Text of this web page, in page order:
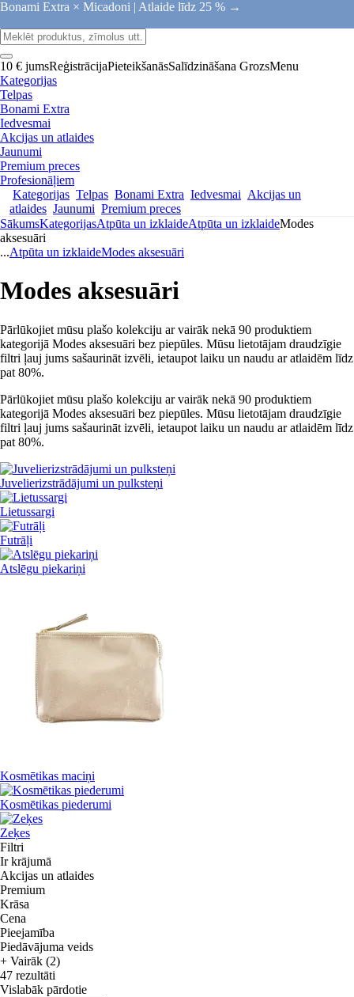
Bonami Extra × Micadoni | Atlaide līdz 25 % →
10 € jumsReģistrācijaPieteikšanāsSalīdzināšana GrozsMenu
Kategorijas
Telpas
Bonami Extra
Iedvesmai
Akcijas un atlaides
Jaunumi
Premium preces
Profesionāļiem
Kategorijas Telpas Bonami Extra Iedvesmai Akcijas un
atlaides Jaunumi Premium preces
SākumsKategorijasAtpūta un izklaideAtpūta un izklaideModes
aksesuāri
...Atpūta un izklaideModes aksesuāri
Modes aksesuāri
Pārlūkojiet mūsu plašo kolekciju ar vairāk nekā 90 produktiem
kategorijā Modes aksesuāri bez piepūles. Mūsu lietotājam draudzīgie
filtri ļauj jums sašaurināt izvēli, ietaupot laiku un naudu ar atlaidēm līdz
pat 80%.
Pārlūkojiet mūsu plašo kolekciju ar vairāk nekā 90 produktiem
kategorijā Modes aksesuāri bez piepūles. Mūsu lietotājam draudzīgie
filtri ļauj jums sašaurināt izvēli, ietaupot laiku un naudu ar atlaidēm līdz
pat 80%.
Juvelierizstrādājumi un pulksteņi
Lietussargi
Futrāļi
Atslēgu piekariņi
Kosmētikas maciņi
Kosmētikas piederumi
Zeķes
Filtri
Ir krājumā
Akcijas un atlaides
Premium
Krāsa
Cena
Pieejamība
Piedāvājuma veids
+ Vairāk (2)
47 rezultāti
Vislabāk pārdotie